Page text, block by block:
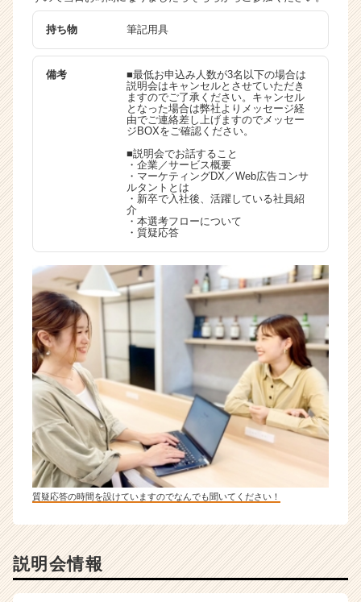
持ち物 筆記用具
備考
■最低お申込み人数が3名以下の場合は
説明会はキャンセルとさせていただき
ますのでご了承ください。キャンセル
となった場合は弊社よりメッセージ経
由でご連絡差し上げますのでメッセー
ジBOXをご確認ください。
■説明会でお話すること
・企業／サービス概要
・マーケティングDX／Web広告コンサ
ルタントとは
・新卒で入社後、活躍している社員紹
介
・本選考フローについて
・質疑応答
質疑応答の時間を設けていますのでなんでも聞いてください！
説明会情報